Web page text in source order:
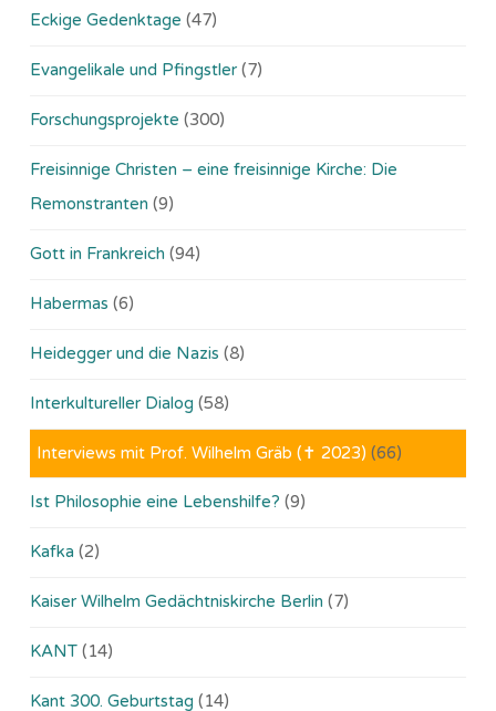
Eckige Gedenktage (47)
Evangelikale und Pfingstler (7)
Forschungsprojekte (300)
Freisinnige Christen – eine freisinnige Kirche: Die
Remonstranten (9)
Gott in Frankreich (94)
Habermas (6)
Heidegger und die Nazis (8)
Interkultureller Dialog (58)
Interviews mit Prof. Wilhelm Gräb (✝ 2023) (66)
Ist Philosophie eine Lebenshilfe? (9)
Kafka (2)
Kaiser Wilhelm Gedächtniskirche Berlin (7)
KANT (14)
Kant 300. Geburtstag (14)